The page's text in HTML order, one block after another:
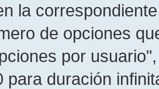
la
de opciones
por
para duración